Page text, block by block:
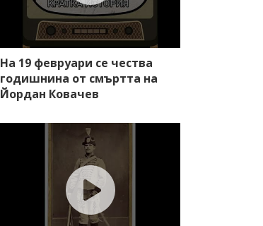
На 19 февруари се чества
годишнина от смъртта на
Йордан Ковачев